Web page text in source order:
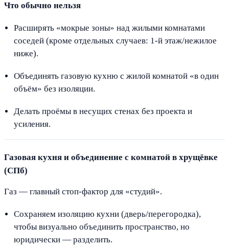
Что обычно нельзя
Расширять «мокрые зоны» над жилыми комнатами
соседей (кроме отдельных случаев: 1-й этаж/нежилое
ниже).
Объединять газовую кухню с жилой комнатой «в один
объём» без изоляции.
Делать проёмы в несущих стенах без проекта и
усиления.
Газовая кухня и объединение с комнатой в хрущёвке
(СПб)
Газ — главный стоп-фактор для «студий».
Сохраняем изоляцию кухни (дверь/перегородка),
чтобы визуально объединить пространство, но
юридически — разделить.